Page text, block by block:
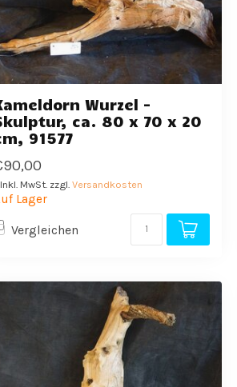
Wurzel -
ca. 80 x 70 x 20
91577
MwSt. zzgl. Versandkosten
Lager
Vergleichen